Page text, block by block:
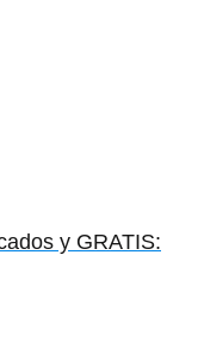
y GRATIS: